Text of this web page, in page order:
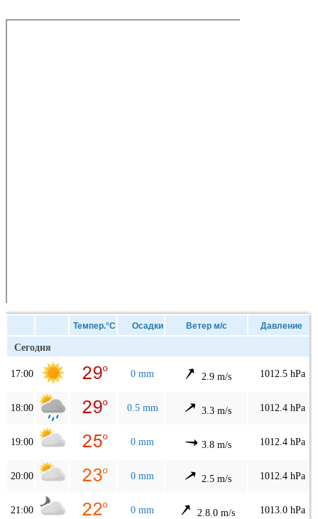
Темпер.°C Осадки Ветер м/с Давление
Сегодня
17:00 0 mm 2.9 m/s 1012.5 hPa
18:00 0.5 mm 3.3 m/s 1012.4 hPa
19:00 0 mm 3.8 m/s 1012.4 hPa
20:00 0 mm 2.5 m/s 1012.4 hPa
21:00 0 mm 2.8.0 m/s 1013.0 hPa